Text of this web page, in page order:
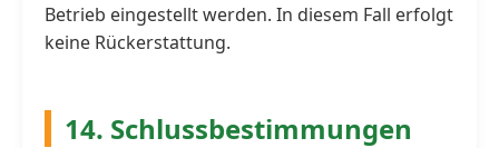
Betrieb eingestellt werden. In diesem Fall erfolgt
keine Rückerstattung.
14. Schlussbestimmungen